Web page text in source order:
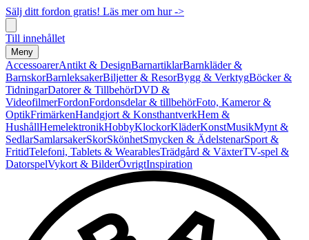
Sälj ditt fordon gratis! Läs mer om hur ->
Till innehållet
Meny
AccessoarerAntikt & DesignBarnartiklarBarnkläder &
BarnskorBarnleksakerBiljetter & ResorBygg & VerktygBöcker &
TidningarDatorer & TillbehörDVD &
VideofilmerFordonFordonsdelar & tillbehörFoto, Kameror &
OptikFrimärkenHandgjort & KonsthantverkHem &
HushållHemelektronikHobbyKlockorKläderKonstMusikMynt &
SedlarSamlarsakerSkorSkönhetSmycken & ÄdelstenarSport &
FritidTelefoni, Tablets & WearablesTrädgård & VäxterTV-spel &
DatorspelVykort & BilderÖvrigtInspiration